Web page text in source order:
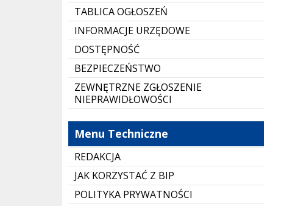
TABLICA OGŁOSZEŃ
INFORMACJE URZĘDOWE
DOSTĘPNOŚĆ
BEZPIECZEŃSTWO
ZEWNĘTRZNE ZGŁOSZENIE
NIEPRAWIDŁOWOŚCI
Menu Techniczne
REDAKCJA
JAK KORZYSTAĆ Z BIP
POLITYKA PRYWATNOŚCI